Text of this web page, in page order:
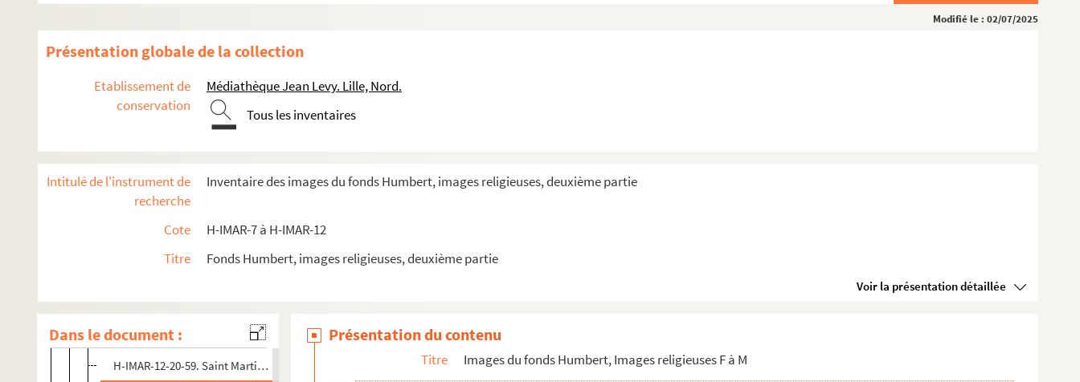
Modifié le : 02/07/2025
Présentation globale de la collection
Etablissement de
conservation
Médiathèque Jean Levy. Lille, Nord.
Tous les inventaires
Intitulé de l'instrument de
recherche
Inventaire des images du fonds Humbert, images religieuses, deuxième partie
Cote
H-IMAR-7 à H-IMAR-12
Titre
Fonds Humbert, images religieuses, deuxième partie
Voir la présentation détaillée
Dans le document :
H-IMAR-12-15-46. Charité de saint Martin et des évêques, d'après Viollet-le-Duc
H-IMAR-12-16-48. Saint Martin
H-IMAR-12-16-49. Saint Martin
H-IMAR-12-16-51. Saint Martin
H-IMAR-12-16-52. Saint Martin
H-IMAR-12-18-55. Saint Martin de Vertou
H-IMAR-12-19-57. La vie de saint Martin
H-IMAR-12-20-58. Saint Martin, archevêque
H-IMAR-12-20-59. Saint Martin, martyr et évêque
Présentation du contenu
Titre Images du fonds Humbert, Images religieuses F à M